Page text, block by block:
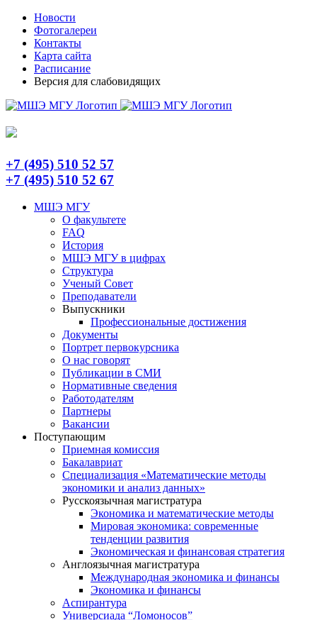
Skip
content
TelegramНовости
Фотогалереи
Контакты
Карта сайта
Расписание
Версия для слабовидящих
+7 (495) 510 52 57
+7 (495) 510 52 67
МШЭ МГУ
О факультете
FAQ
История
МШЭ МГУ в цифрах
Структура
Ученый Совет
Преподаватели
Выпускники
Профессиональные достижения
Документы
Портрет первокурсника
О нас говорят
Публикации в СМИ
Нормативные сведения
Работодателям
Партнеры
Вакансии
Поступающим
Приемная комиссия
Бакалавриат
Специализация «Математические методы
экономики и анализ данных»
Русскоязычная магистратура
Экономика и математические методы
Мировая экономика: современные
тенденции развития
Экономическая и финансовая стратегия
Англоязычная магистратура
Международная экономика и финансы
Экономика и финансы
Аспирантура
Универсиада “Ломоносов”